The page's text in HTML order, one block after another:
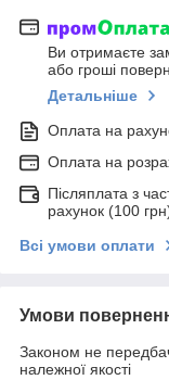
Ви отримаєте
або гроші
Детальніше
Оплата на
Оплата на
Післяплата з
рахунок (100
Всі умови оплати
Умови
Законом не
належної якості